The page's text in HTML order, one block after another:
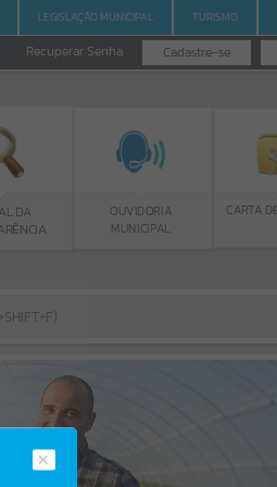
LEGISLAÇÃO MUNICIPAL TURISMO
Cadastre-se
Recuperar Senha
OUVIDORIA
MUNICIPAL
CARTA DE SERVIÇOS